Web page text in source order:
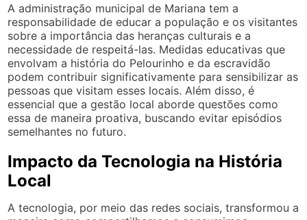
A administração municipal de Mariana tem a
responsabilidade de educar a população e os visitantes
sobre a importância das heranças culturais e a
necessidade de respeitá-las. Medidas educativas que
envolvam a história do Pelourinho e da escravidão
podem contribuir significativamente para sensibilizar as
pessoas que visitam esses locais. Além disso, é
essencial que a gestão local aborde questões como
essa de maneira proativa, buscando evitar episódios
semelhantes no futuro.
Impacto da Tecnologia na História
Local
A tecnologia, por meio das redes sociais, transformou a